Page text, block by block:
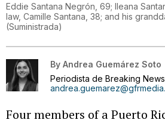
Eddie Santana Negrón, 69; Ileana
law, Camille Santana, 38; and his
(Suministrada)
By Andrea Guemárez Soto
Periodista de Breaking News
Four members of a Puerto